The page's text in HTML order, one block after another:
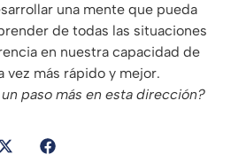
una mente que pueda
de todas las situaciones
en nuestra capacidad de
vez más rápido y mejor.
paso más en esta dirección?